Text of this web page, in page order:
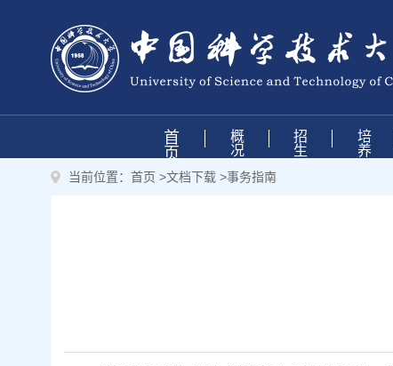
首
页
概
况
招
生
培
养
当前位置： 首页 >文档下载 >事务指南